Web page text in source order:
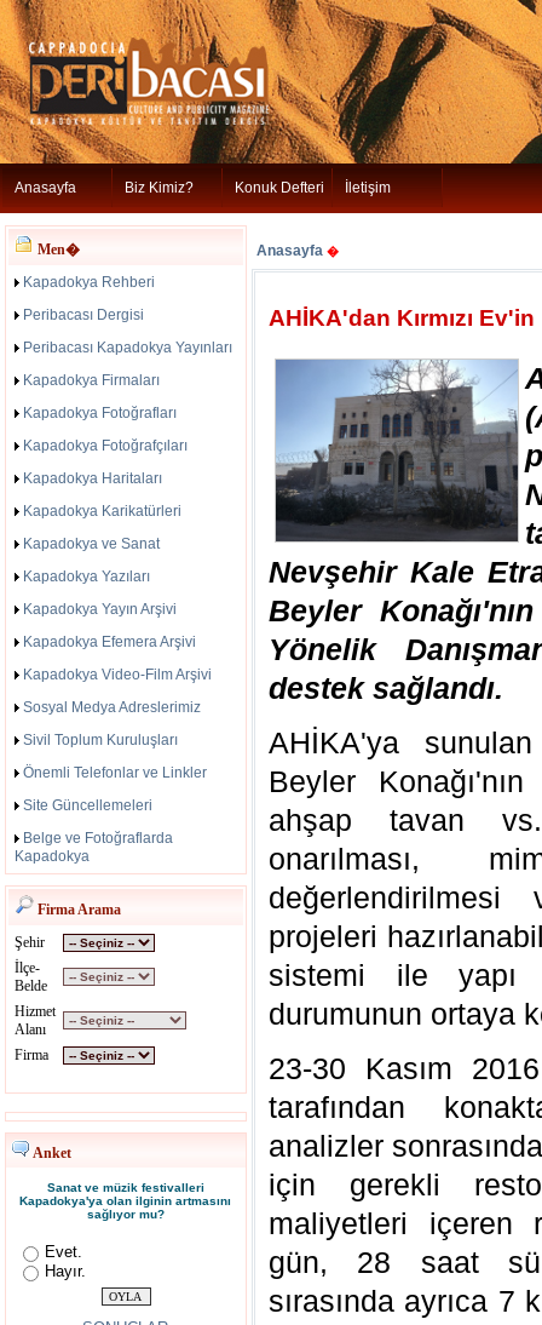
Anasayfa Biz Kimiz? Konuk Defteri İletişim
Men�
Kapadokya Rehberi
Peribacası Dergisi
Peribacası Kapadokya Yayınları
Kapadokya Firmaları
Kapadokya Fotoğrafları
Kapadokya Fotoğrafçıları
Kapadokya Haritaları
Kapadokya Karikatürleri
Kapadokya ve Sanat
Kapadokya Yazıları
Kapadokya Yayın Arşivi
Kapadokya Efemera Arşivi
Kapadokya Video-Film Arşivi
Sosyal Medya Adreslerimiz
Sivil Toplum Kuruluşları
Önemli Telefonlar ve Linkler
Site Güncellemeleri
Belge ve Fotoğraflarda
Kapadokya
Firma Arama
Şehir
İlçe-
Belde
Hizmet
Alanı
Firma
Anket
Sanat ve müzik festivalleri
Kapadokya'ya olan ilginin artmasını
sağlıyor mu?
Evet.
Hayır.
Anasayfa �
AHİKA'dan Kırmızı
Nevşehir Kale
Beyler
Yönelik
destek sağlandı.
AHİKA'ya
Beyler
ahşap tavan vs.
onarılması,
değerlendirilmesi
projeleri
sistemi ile yapı
durumunun ortaya
23-30 Kasım
tarafından
analizler
için gerekli
maliyetleri içeren
gün, 28 saat
sırasında ayrıca 7